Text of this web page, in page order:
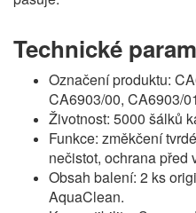
Technické
Označení produktu:
CA6903/00, CA6903/
Životnost: 5000 šálků
Funkce: změkčení
nečistot, ochrana před
Obsah balení: 2 ks
AquaClean.